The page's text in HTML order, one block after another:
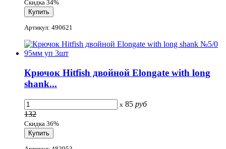
Скидка 34%
Артикул: 490621
Крючок Hitfish двойной Elongate with long
shank...
x 85 руб
132
Скидка 36%